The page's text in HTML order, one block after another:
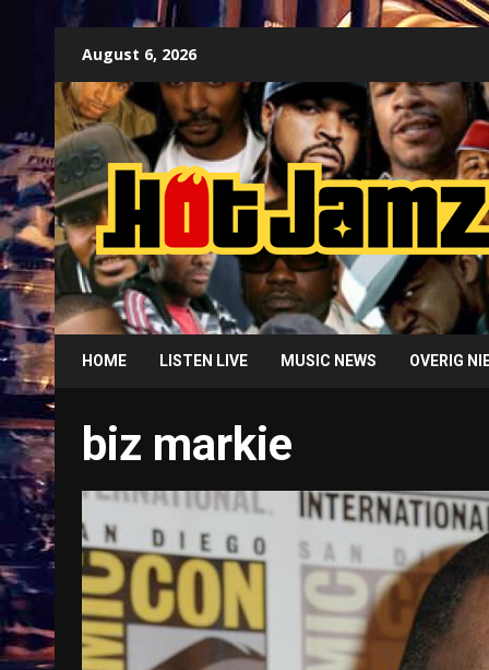
content
August 6, 2026
HOME LISTEN LIVE MUSIC NEWS OVERIG
biz markie
Treinkaartjes worden duurder,
abonnementen verdwijnen